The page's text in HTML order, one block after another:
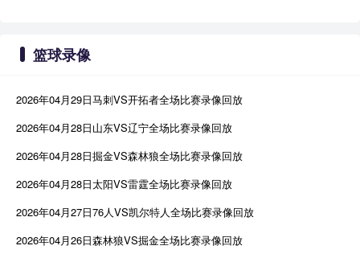
篮球录像
2026年04月29日马刺VS开拓者全场比赛录像回放
2026年04月28日山东VS辽宁全场比赛录像回放
2026年04月28日掘金VS森林狼全场比赛录像回放
2026年04月28日太阳VS雷霆全场比赛录像回放
2026年04月27日76人VS凯尔特人全场比赛录像回放
2026年04月26日森林狼VS掘金全场比赛录像回放